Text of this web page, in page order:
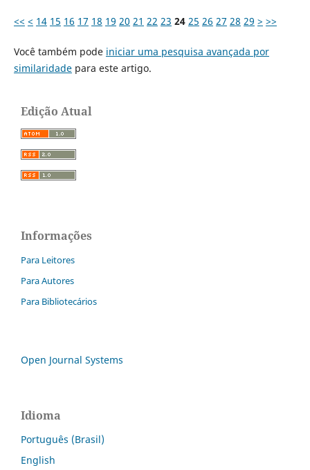
<< < 14 15 16 17 18 19 20 21 22 23 24 25 26 27 28 29 > >>
Você também pode iniciar uma pesquisa avançada por
similaridadepara este artigo.
Edição Atual
Informações
Para Leitores
Para Autores
Para Bibliotecários
Open Journal Systems
Idioma
Português (Brasil)
English